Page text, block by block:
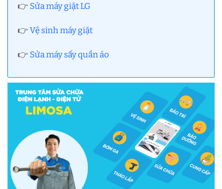
👉 Sửa máy giặt LG
👉Vệ sinh máy giặt
👉 Sửa máy sấy quần áo